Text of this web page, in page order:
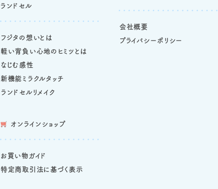
ランドセル
フジタの想いとは
軽い背負い心地のヒミツとは
なじむ感性
新機能ミラクルタッチ
ランドセルリメイク
会社概要
プライバシーポリシー
オンラインショップ
お買い物ガイド
特定商取引法に基づく表示